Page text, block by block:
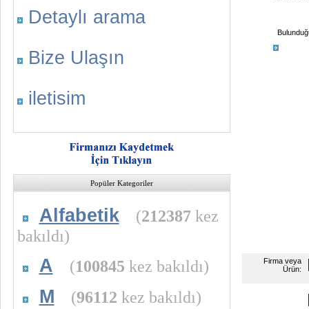
Detaylı arama
Bize Ulaşın
iletisim
Popüler Kategoriler
Alfabetik (212387kez
bakıldı)
A (100845 kez bakıldı)
M (96112 kez bakıldı)
Firma veya
Ürün: